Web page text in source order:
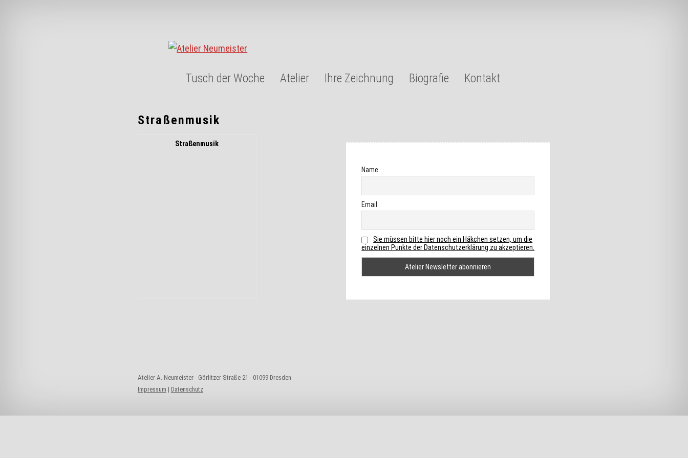
Skip to contentTusch der Woche Atelier Ihre Zeichnung Biografie Kontakt
Straßenmusik
Straßenmusik
Name
Email
Sie müssen bitte hier noch ein Häkchen setzen, um die
einzelnen Punkte der Datenschutzerklärung zu akzeptieren.
Atelier A. Neumeister - Görlitzer Straße 21 - 01099 Dresden
Impressum | Datenschutz